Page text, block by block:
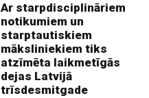
Ar starpdisciplināriem
notikumiem un
starptautiskiem
māksliniekiem tiks
atzīmēta laikmetīgās
dejas Latvijā
trīsdesmitgade